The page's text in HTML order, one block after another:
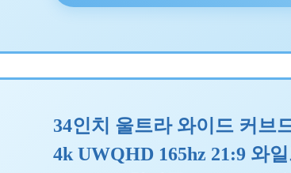
34인치 울트라 와이드 커브
4k UWQHD 165hz 21:9 와